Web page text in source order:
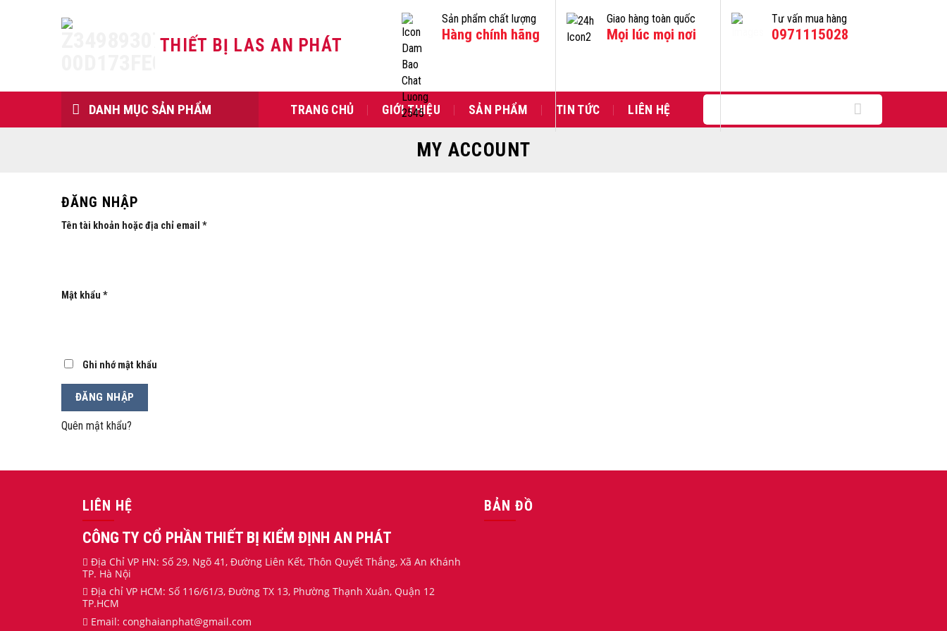
THIẾT BỊ LAS AN PHÁT
Sản phẩm chất lượng
Hàng chính hãng
Giao hàng toàn quốc
Mọi lúc mọi nơi
Tư vấn mua hàng
0971115028
DANH MỤC SẢN PHẨM TRANG CHỦ GIỚI THIỆU SẢN PHẨM TIN TỨC LIÊN HỆ
kiếm:
MY ACCOUNT
ĐĂNG NHẬP
Tên tài khoản hoặc địa chỉ email *
Mật khẩu *
Ghi nhớ mật khẩu
ĐĂNG NHẬP
Quên mật khẩu?
LIÊN HỆ
CÔNG TY CỔ PHẦN THIẾT BỊ KIỂM ĐỊNH AN PHÁT
Địa Chỉ VP HN: Số 29, Ngõ 41, Đường Liên Kết, Thôn Quyết Thắng, Xã An Khánh
TP. Hà Nội
Địa chỉ VP HCM: Số 116/61/3, Đường TX 13, Phường Thạnh Xuân, Quận 12
TP.HCM
Email: conghaianphat@gmail.com
BẢN ĐỒ